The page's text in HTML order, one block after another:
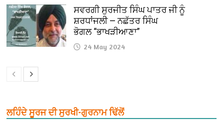
ਸਵਰਗੀ ਸੁਰਜੀਤ ਸਿੰਘ ਪਾਤਰ ਜੀ ਨੂੰ
ਸ਼ਰਧਾਂਜਲੀ — ਨਛੱਤਰ ਸਿੰਘ
ਭੋਗਲ “ਭਾਖੜੀਆਣਾ”
24 May 2024
ਲਹਿੰਦੇ ਸੂਰਜ ਦੀ ਸੁਰਖੀ-ਗੁਰਨਾਮ ਢਿੱਲੋਂ